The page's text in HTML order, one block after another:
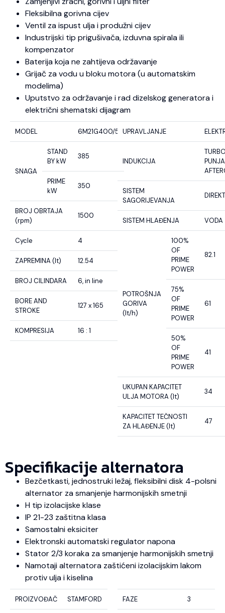
Fleksibilna gorivna cijev
Ventil za ispust ulja i produžni cijev
Industrijski tip prigušivača, izduvna spirala ili
kompenzator
Baterija koja ne zahtijeva održavanje
Grijač za vodu u bloku motora (u automatskim
modelima)
Uputstvo za održavanje i rad dizelskog generatora i
električni shematski dijagram
MODEL 6M21G400/5
SNAGA
STAND
BY kW
385
PRIME
kW
350
BROJ OBRTAJA
(rpm)
1500
Cycle 4
ZAPREMINA (lt) 12.54
BROJ CILINDARA 6, in line
BORE AND
STROKE
127 x 165
KOMPRESIJA 16 : 1
UPRAVLJANJE
INDUKCIJA
SISTEM
SAGORIJEVANJA
SISTEM HLAĐENJA VODA
POTROŠNJA
GORIVA
(lt/h)
100%
OF
PRIME
POWER
82.1
75%
OF
PRIME
POWER
61
50%
OF
PRIME
POWER
41
UKUPAN KAPACITET
ULJA MOTORA (lt)
34
KAPACITET TEČNOSTI
ZA HLAĐENJE (lt)
47
Specifikacije alternatora
Bezčetkasti, jednostruki ležaj, fleksibilni disk 4-polsni
alternator za smanjenje harmonijskih smetnji
H tip izolacijske klase
IP 21-23 zaštitna klasa
Samostalni eksiciter
Elektronski automatski regulator napona
Stator 2/3 koraka za smanjenje harmonijskih smetnji
Namotaji alternatora zaštićeni izolacijskim lakom
protiv ulja i kiselina
PROIZVOĐAČ STAMFORD FAZE 3